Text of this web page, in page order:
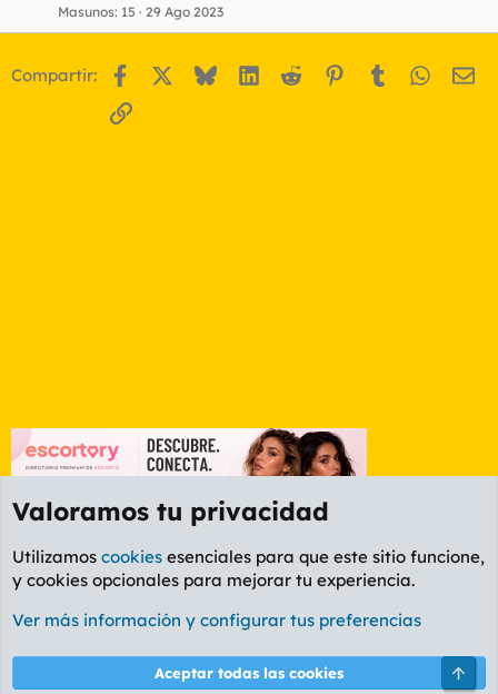
Masunos 15 29 Ago 2023
Compartir: Facebook BlueskyLinkedIn
Reddit Pinterest
Tumblr
Enlace
Foro General
Cookies
PL OLDSTYLE AMARILLO
Términos y reglas Política de privacidad Ayuda
Valoramos tu privacidad
Utilizamos cookies esenciales para que este sitio funcione,
y cookies opcionales para mejorar tu experiencia.
Ver más información y configurar tus preferencias
Aceptar todas las cookies